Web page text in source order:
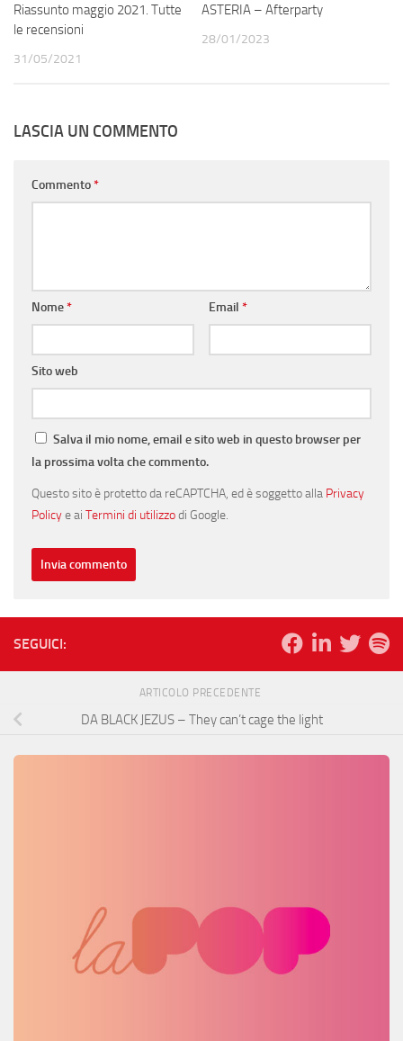
Riassunto maggio 2021. Tutte
le recensioni
31/05/2021
ASTERIA – Afterparty
28/01/2023
LASCIA UN COMMENTO
Commento*
Nome* Email *
Sito web
Salva il mio nome, email e sito web in questo browser per
la prossima volta che commento.
Questo sito è protetto da reCAPTCHA, ed è soggetto alla Privacy
Policye ai Termini di utilizzodi Google.
SEGUICI:
ARTICOLO PRECEDENTE
DA BLACK JEZUS – They can’t cage the light